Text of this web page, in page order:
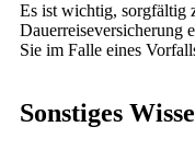
Es ist wichtig, sorgfältig
Dauerreiseversicherung
Sie im Falle eines
Sonstiges